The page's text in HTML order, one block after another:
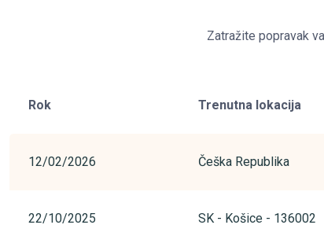
Zatražite popravak
Rok Trenutna lokacija
12/02/2026 Češka Republika
22/10/2025 SK - Košice - 136002